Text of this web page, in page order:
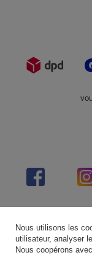
| Evaluation basée
Nous utilisons les
utilisateur, analyser
Nous coopérons